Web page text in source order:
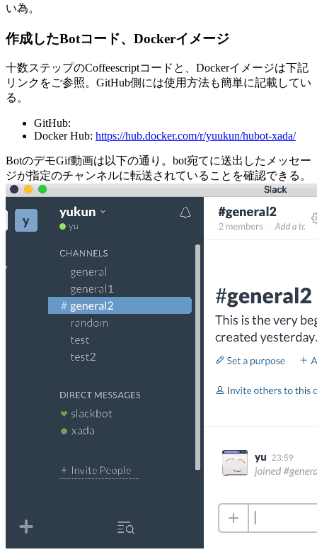
い為。
作成したBotコード、Dockerイメージ
十数ステップのCoffeescriptコードと、Dockerイメージは下記
リンクをご参照。GitHub側には使用方法も簡単に記載してい
る。
GitHub:
Docker Hub: https://hub.docker.com/r/yuukun/hubot-xada/
BotのデモGif動画は以下の通り。bot宛てに送出したメッセー
ジが指定のチャンネルに転送されていることを確認できる。